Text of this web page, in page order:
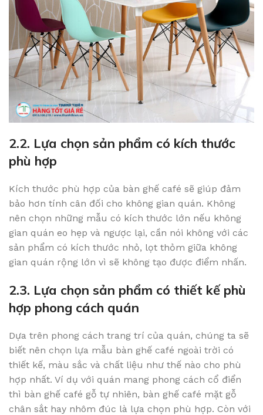
2.2. Lựa chọn sản phẩm có kích thước
phù hợp
Kích thước phù hợp của bàn ghế café sẽ giúp đảm
bảo hơn tính cân đối cho không gian quán. Không
nên chọn những mẫu có kích thước lớn nếu không
gian quán eo hẹp và ngược lại, cần nói không với các
sản phẩm có kích thước nhỏ, lọt thỏm giữa không
gian quán rộng lớn vì sẽ không tạo được điểm nhấn.
2.3. Lựa chọn sản phẩm có thiết kế phù
hợp phong cách quán
Dựa trên phong cách trang trí của quán, chúng ta sẽ
biết nên chọn lựa mẫu bàn ghế café ngoài trời có
thiết kế, màu sắc và chất liệu như thế nào cho phù
hợp nhất. Ví dụ với quán mang phong cách cổ điển
thì bàn ghế café gỗ tự nhiên, bàn ghế café mặt gỗ
chân sắt hay nhôm đúc là lựa chọn phù hợp. Còn với